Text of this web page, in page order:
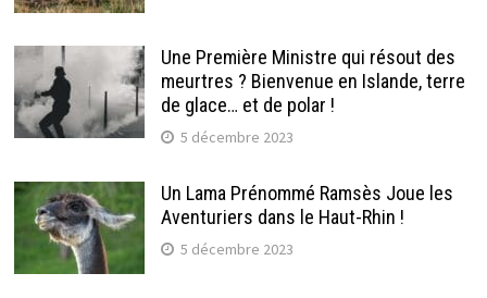
Une Première Ministre qui résout des
meurtres ? Bienvenue en Islande, terre
de glace… et de polar !
5 décembre 2023
Un Lama Prénommé Ramsès Joue les
Aventuriers dans le Haut-Rhin !
5 décembre 2023